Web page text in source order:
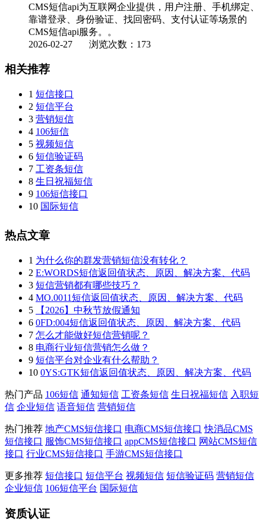
CMS短信api为互联网企业提供，用户注册、手机绑定、
靠谱登录、身份验证、找回密码、支付认证等场景的
CMS短信api服务。。
2026-02-27 浏览次数：173
相关推荐
1 短信接口
2 短信平台
3 营销短信
4 106短信
5 视频短信
6 短信验证码
7 工资条短信
8 生日祝福短信
9 106短信接口
10 国际短信
热点文章
1 为什么你的群发营销短信没有转化？
2 E:WORDS短信返回值状态、原因、解决方案、代码
3 短信营销都有哪些技巧？
4 MO.0011短信返回值状态、原因、解决方案、代码
5
【2026】中秋节放假通知
6 0FD:004短信返回值状态、原因、解决方案、代码
7 怎么才能做好短信营销呢？
8 电商行业短信营销怎么做？
9 短信平台对企业有什么帮助？
10 0YS:GTK短信返回值状态、原因、解决方案、代码
热门产品 106短信 通知短信 工资条短信 生日祝福短信 入职短
信 企业短信 语音短信 营销短信
热门推荐 地产CMS短信接口 电商CMS短信接口 快消品CMS
短信接口 服饰CMS短信接口 appCMS短信接口 网站CMS短信
接口 行业CMS短信接口 手游CMS短信接口
更多推荐 短信接口 短信平台 视频短信 短信验证码 营销短信
企业短信 106短信平台 国际短信
资质认证